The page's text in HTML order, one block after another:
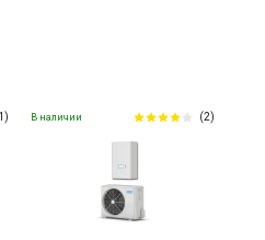
В наличии (2)